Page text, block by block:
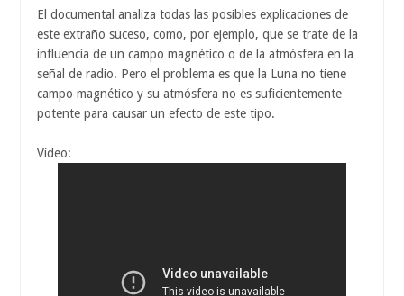
El documental analiza todas las posibles explicaciones de
este extraño suceso, como, por ejemplo, que se trate de la
influencia de un campo magnético o de la atmósfera en la
señal de radio. Pero el problema es que la Luna no tiene
campo magnético y su atmósfera no es suficientemente
potente para causar un efecto de este tipo.
Vídeo: